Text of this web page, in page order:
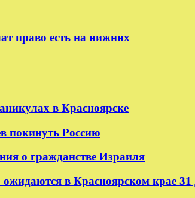
право есть на нижних
в Красноярске
покинуть Россию
о гражданстве Израиля
в Красноярском крае 31